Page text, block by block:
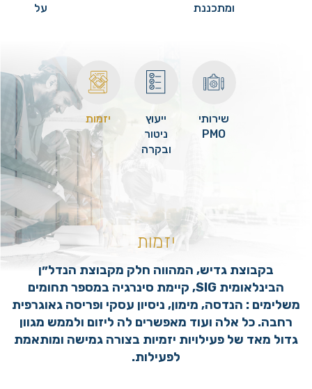
ומתכננת
על
שירותי
PMO
ייעוץ
ניטור
ובקרה
יזמות
יזמות
בקבוצת גדיש, המהווה חלק מקבוצת הנדל״ן
הבינלאומית SIG, קיימת סינרגיה במספר תחומים
משלימים : הנדסה, מימון, ניסיון עסקי ופריסה גאוגרפית
רחבה. כל אלה ועוד מאפשרים לה ליזום ולממש מגוון
גדול מאד של פעילויות יזמיות בצורה גמישה ומותאמת
לפעילות.